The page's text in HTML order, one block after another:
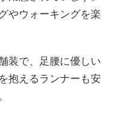
やウォーキングを楽
装で、足腰に優しい
抱えるランナーも安